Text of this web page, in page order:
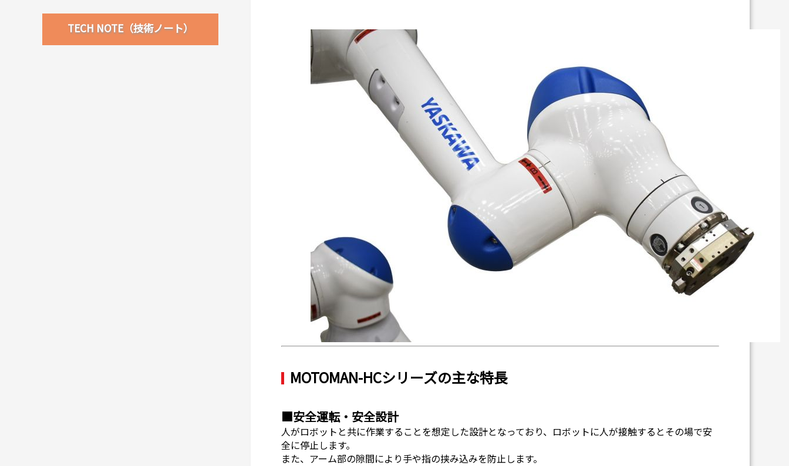
MOTOMAN-HCシリーズの主な特長
■安全運転・安全設計
人がロボットと共に作業することを想定した設計となっており、ロボットに人が接触するとその場で安
全に停止します。
また、アーム部の隙間により手や指の挟み込みを防止します。
TECH NOTE（技術ノート）